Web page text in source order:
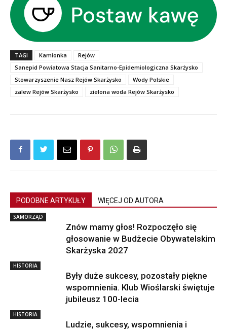
TAGI Kamionka
Rejów
Sanepid Powiatowa Stacja Sanitarno-Epidemiologiczna Skarżysko
Stowarzyszenie Nasz Rejów Skarżysko
Wody Polskie
zalew Rejów Skarżysko
zielona woda Rejów Skarżysko
PODOBNE ARTYKUŁY WIĘCEJ OD AUTORA
SAMORZĄD
Znów mamy głos! Rozpoczęło się
głosowanie w Budżecie Obywatelskim
Skarżyska 2027
HISTORIA
Były duże sukcesy, pozostały piękne
wspomnienia. Klub Wioślarski świętuje
jubileusz 100-lecia
HISTORIA
Ludzie, sukcesy, wspomnienia i